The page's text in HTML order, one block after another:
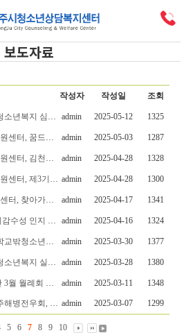
보도자료
작성자 작성일 조회
상반기 청소년안전망 청소년복지 심의위원회 회의 admin 2025-05-12 1325
영주시학교밖청소년지원센터, 꿈드림 청소년단 8기 위촉식 개최 admin 2025-05-03 1287
영주시학교밖청소년지원센터, 김천시 우수 운영 사례 벤치마킹 admin 2025-04-28 1328
영주시학교밖청소년지원센터, 제3기 꿈드림 부모단 위촉식 admin 2025-04-28 1300
영주시청소년상담복지센터, 찾아가는 학교폭력예방교육 실시 admin 2025-04-17 1341
4월 월례회의 및 성인지감수성 인지 향상 교육 admin 2025-04-16 1324
영주모란로타리클럽, 학교밖청소년을 위한 여성위생용품 기증 admin 2025-03-30 1377
2025년 청소년안전망 청소년복지 실무위원회 1차 회의 개최 admin 2025-03-28 1380
2025년 상담자원봉사단 3월 월례회 및 신규회원 7명 위촉식 admin 2025-03-11 1348
1388 청소년지원단 영주해병전우회, 장학금 100만원 전달 admin 2025-03-07 1299
5 6 7 8 9 10